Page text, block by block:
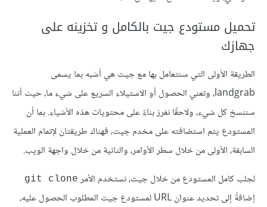
تحميل مستودع جيت بالكامل و تخزينه على
جهازك
الطريقة الأولى التي سنتعامل بها مع جيت هي أشبه بما يسمى
landgrab، وتعني الحصول أو الاستيلاء السريع على شيء ما، حيث أننا
سننسخ كل شيء، ولاحقًا نفرز بناءً على محتويات هذه الأشياء. بما أن
المستودع يتم استضافته على مخدم جيت، فهناك طريقتان لإتمام العملية
السابقة، الأولى من خلال سطر الأوامر، والثانية من خلال واجهة الويب.
لجلب كامل المستودع من خلال جيت، نستخدم الأمر git clone
إضافةً إلى تحديد عنوان URL لمستودع جيت المطلوب الحصول عليه،